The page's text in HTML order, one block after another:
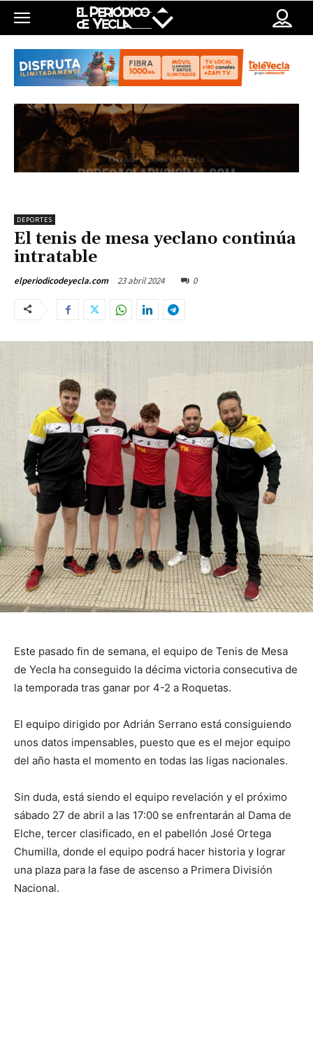
DEPORTES
El tenis de mesa yeclano continúa
intratable
elperiodicodeyecla.com 23 abril 2024 0
Este pasado fin de semana, el equipo de Tenis de Mesa
de Yecla ha conseguido la décima victoria consecutiva de
la temporada tras ganar por 4-2 a Roquetas.
El equipo dirigido por Adrián Serrano está consiguiendo
unos datos impensables, puesto que es el mejor equipo
del año hasta el momento en todas las ligas nacionales.
Sin duda, está siendo el equipo revelación y el próximo
sábado 27 de abril a las 17:00 se enfrentarán al Dama de
Elche, tercer clasificado, en el pabellón José Ortega
Chumilla, donde el equipo podrá hacer historia y lograr
una plaza para la fase de ascenso a Primera División
Nacional.